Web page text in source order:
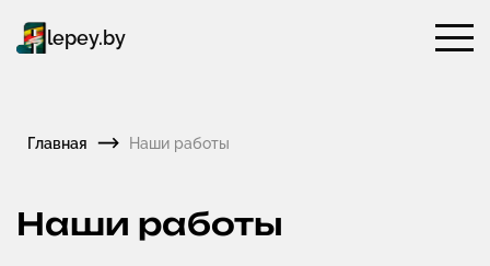
lepey.by
Главная ⟶ Наши работы
Наши работы